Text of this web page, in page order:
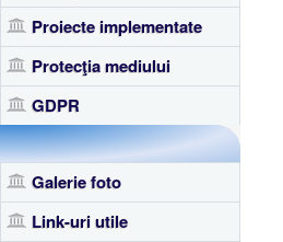
Proiecte implementate
Protecţia mediului
GDPR
Galerie foto
Link-uri utile